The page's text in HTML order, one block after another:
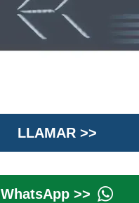
LLAMAR >>
WhatsApp >>